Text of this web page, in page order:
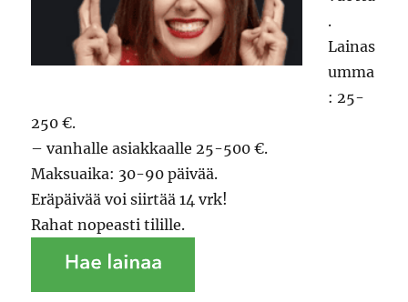
.
Lainas
umma
: 25-
250 €.
– vanhalle asiakkaalle 25-500 €.
Maksuaika: 30-90 päivää.
Eräpäivää voi siirtää 14 vrk!
Rahat nopeasti tilille.